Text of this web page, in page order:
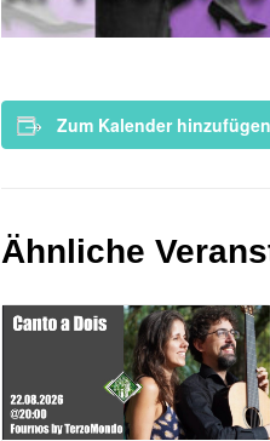
Zum Kalender hinzufügen
Ähnliche